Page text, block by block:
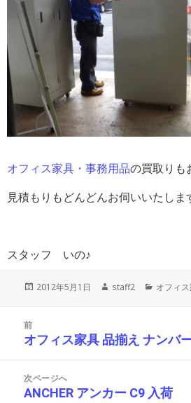
オフィス家具・事務用品の買取りも
見積もりもどんどんお伺いいたしま
スタッフ いの♪
投
2012年5月1日
作
staff2
カ
ー
オフィ
前
前
投
稿:
オフィス家具 品揃え ナンバ
次ページへ
次
ANCHER アンカー C9 入荷